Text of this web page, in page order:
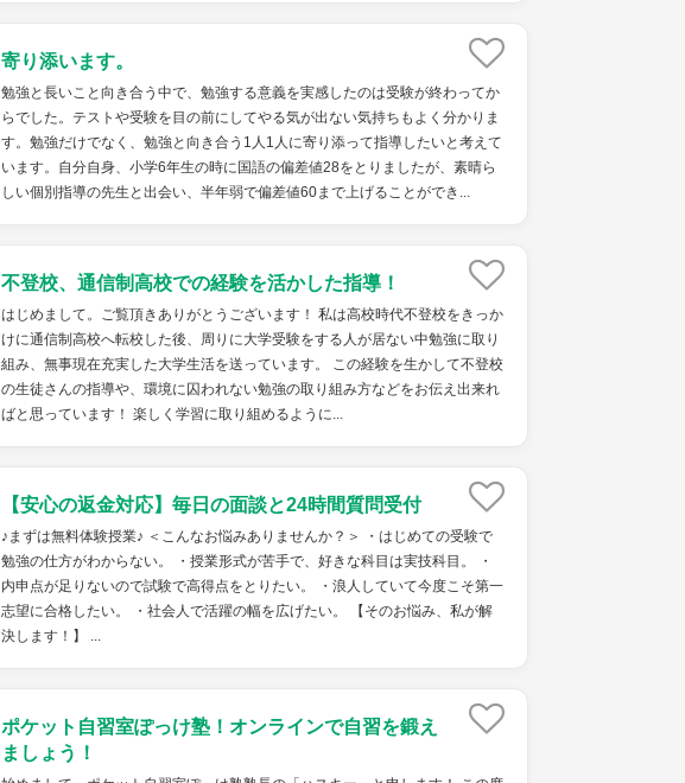
寄り添います。
勉強と長いこと向き合う中で、勉強する意義を実感したのは受験が終わってか
らでした。テストや受験を目の前にしてやる気が出ない気持ちもよく分かりま
す。勉強だけでなく、勉強と向き合う1人1人に寄り添って指導したいと考えて
います。自分自身、小学6年生の時に国語の偏差値28をとりましたが、素晴ら
しい個別指導の先生と出会い、半年弱で偏差値60まで上げることができ...
不登校、通信制高校での経験を活かした指導！
はじめまして。ご覧頂きありがとうございます！ 私は高校時代不登校をきっか
けに通信制高校へ転校した後、周りに大学受験をする人が居ない中勉強に取り
組み、無事現在充実した大学生活を送っています。 この経験を生かして不登校
の生徒さんの指導や、環境に囚われない勉強の取り組み方などをお伝え出来れ
ばと思っています！ 楽しく学習に取り組めるように...
【安心の返金対応】毎日の面談と24時間質問受付
♪まずは無料体験授業♪ ＜こんなお悩みありませんか？＞ ・はじめての受験で
勉強の仕方がわからない。 ・授業形式が苦手で、好きな科目は実技科目。 ・
内申点が足りないので試験で高得点をとりたい。 ・浪人していて今度こそ第一
志望に合格したい。 ・社会人で活躍の幅を広げたい。 【そのお悩み、私が解
決します！】 ...
ポケット自習室ぽっけ塾！オンラインで自習を鍛え
ましょう！